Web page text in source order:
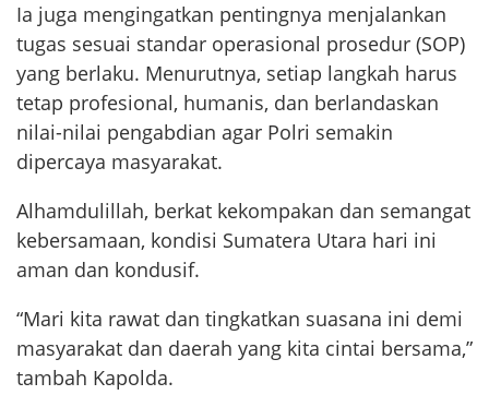
Ia juga mengingatkan pentingnya menjalankan
tugas sesuai standar operasional prosedur (SOP)
yang berlaku. Menurutnya, setiap langkah harus
tetap profesional, humanis, dan berlandaskan
nilai-nilai pengabdian agar Polri semakin
dipercaya masyarakat.
Alhamdulillah, berkat kekompakan dan semangat
kebersamaan, kondisi Sumatera Utara hari ini
aman dan kondusif.
“Mari kita rawat dan tingkatkan suasana ini demi
masyarakat dan daerah yang kita cintai bersama,”
tambah Kapolda.